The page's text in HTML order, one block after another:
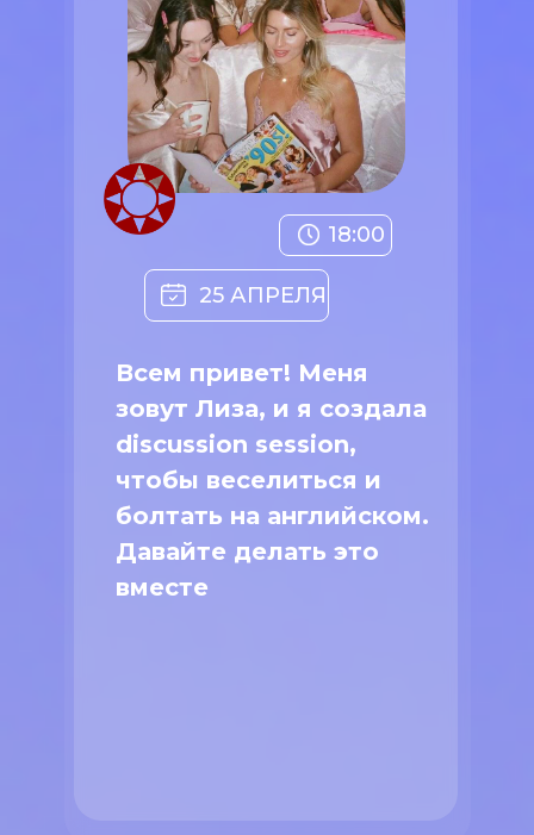
Всем привет! Меня
зовут Лиза, и я создала
discussion session,
чтобы веселиться и
болтать на английском.
Давайте делать это
вместе
25 АПРЕЛЯ
18:00